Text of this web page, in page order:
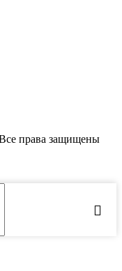
права защищены